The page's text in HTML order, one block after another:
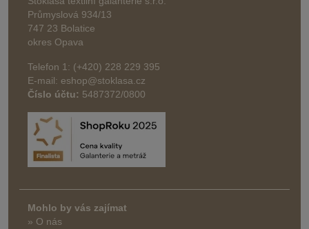
Průmyslová 934/13
747 23 Bolatice
okres Opava
Telefon 1: (+420) 228 229 395
E-mail: eshop@stoklasa.cz
Číslo účtu: 5487372/0800
Mohlo by vás zajímat
» O nás